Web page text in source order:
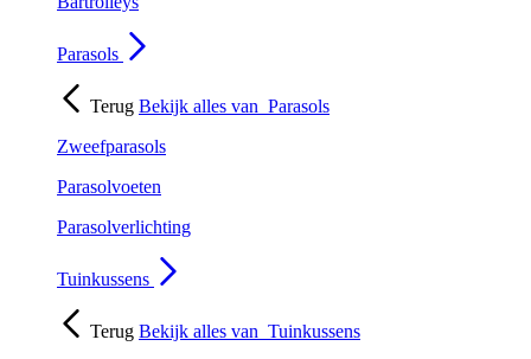
Parasols
Terug Bekijk alles van Parasols
Zweefparasols
Parasolvoeten
Parasolverlichting
Tuinkussens
Terug Bekijk alles van Tuinkussens